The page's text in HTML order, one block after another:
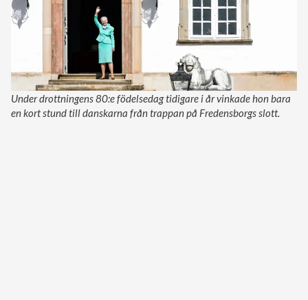
Under drottningens 80:e födelsedag tidigare i år vinkade hon bara
en kort stund till danskarna från trappan på Fredensborgs slott.